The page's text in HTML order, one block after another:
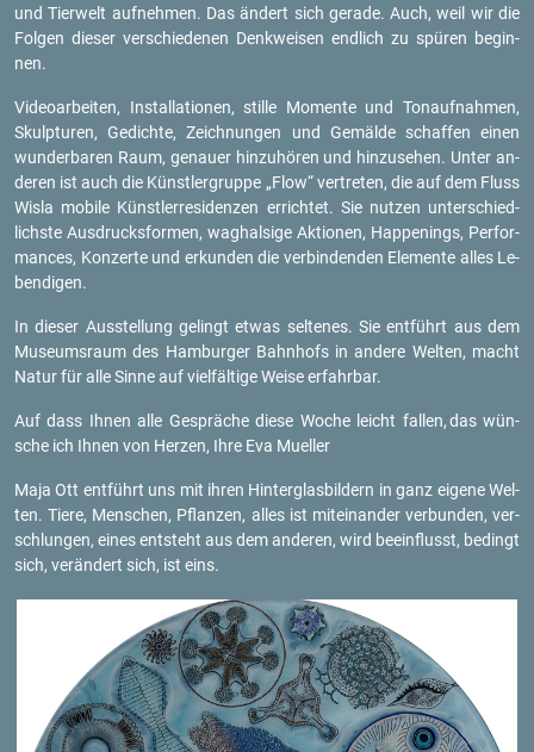
und Tier­welt auf­neh­men. Das än­dert sich ge­ra­de. Auch, weil wir die
Fol­gen die­ser ver­schie­de­nen Denk­wei­sen end­lich zu spü­ren be­gin­
nen.
Vi­deo­ar­bei­ten, In­stal­la­tio­nen, stil­le Mo­men­te und Ton­auf­nah­men,
Skulp­tu­ren, Ge­dich­te, Zeich­nun­gen und Ge­mäl­de schaf­fen einen
wun­der­ba­ren Raum, ge­nau­er hin­zu­hö­ren und hin­zu­se­hen. Unter an­
de­ren ist auch die Künst­ler­grup­pe „Flow“ ver­tre­ten, die auf dem Fluss
Wisla mo­bi­le Künst­ler­re­si­den­zen er­rich­tet. Sie nut­zen un­ter­schied­
lichs­te Aus­drucks­for­men, wag­hal­si­ge Ak­tio­nen, Hap­pe­nings, Per­for­
man­ces, Kon­zer­te und er­kun­den die ver­bin­den­den Ele­men­te alles Le­
ben­di­gen.
In die­ser Aus­stel­lung ge­lingt etwas sel­te­nes. Sie ent­führt aus dem
Mu­se­ums­raum des Ham­bur­ger Bahn­hofs in an­de­re Wel­ten, macht
Natur für alle Sinne auf viel­fäl­ti­ge Weise er­fahr­bar.
Auf dass Ihnen alle Ge­sprä­che diese Woche leicht fal­len,das wün­
sche ich Ihnen von Her­zen, Ihre Eva Mu­el­ler
Maja Ott ent­führt uns mit ihren Hin­ter­glas­bil­dern in ganz ei­ge­ne Wel­
ten. Tiere, Men­schen, Pflan­zen, alles ist mit­ein­an­der ver­bun­den, ver­
schlun­gen, eines ent­steht aus dem an­de­ren, wird be­ein­flusst, be­dingt
sich, ver­än­dert sich, ist eins.